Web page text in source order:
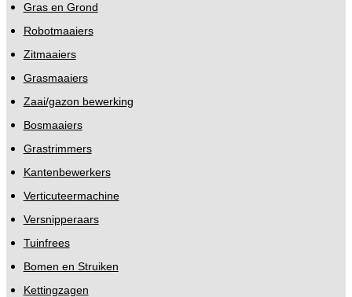
Gras en Grond
Robotmaaiers
Zitmaaiers
Grasmaaiers
Zaai/gazon bewerking
Bosmaaiers
Grastrimmers
Kantenbewerkers
Verticuteermachine
Versnipperaars
Tuinfrees
Bomen en Struiken
Kettingzagen